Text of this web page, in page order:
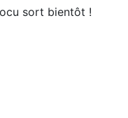
sort bientôt !